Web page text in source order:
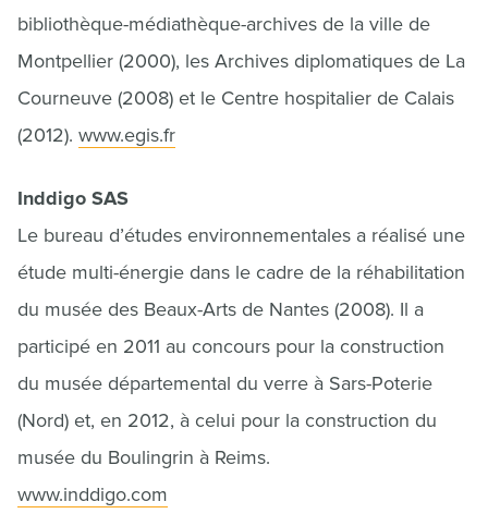
bibliothèque-médiathèque-archives de la ville de
Montpellier (2000), les Archives diplomatiques de La
Courneuve (2008) et le Centre hospitalier de Calais
(2012). www.egis.fr
Inddigo SAS
Le bureau d’études environnementales a réalisé une
étude multi-énergie dans le cadre de la réhabilitation
du musée des Beaux-Arts de Nantes (2008). Il a
participé en 2011 au concours pour la construction
du musée départemental du verre à Sars-Poterie
(Nord) et, en 2012, à celui pour la construction du
musée du Boulingrin à Reims.
www.inddigo.com